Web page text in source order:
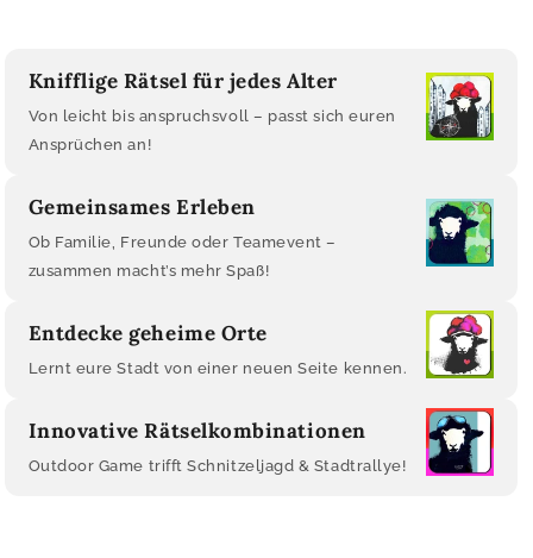
Knifflige Rätsel für jedes Alter
Von leicht bis anspruchsvoll – passt sich euren
Ansprüchen an!
Gemeinsames Erleben
Ob Familie, Freunde oder Teamevent –
zusammen macht’s mehr Spaß!
Entdecke geheime Orte
Lernt eure Stadt von einer neuen Seite kennen.
Innovative Rätselkombinationen
Outdoor Game trifft Schnitzeljagd & Stadtrallye!